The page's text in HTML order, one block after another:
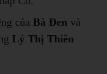
của Bà Đen và
Lý Thị Thiên